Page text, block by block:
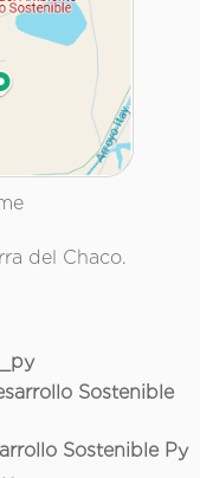
del Chaco.
Sostenible
Sostenible Py